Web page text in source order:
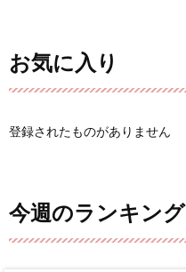
お気に入り
登録されたものがありません
今週のランキング